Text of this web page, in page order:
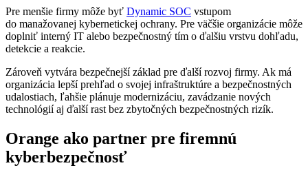
Pre menšie firmy môže byť Dynamic SOC vstupom
do manažovanej kybernetickej ochrany. Pre väčšie organizácie môže
doplniť interný IT alebo bezpečnostný tím o ďalšiu vrstvu dohľadu,
detekcie a reakcie.
Zároveň vytvára bezpečnejší základ pre ďalší rozvoj firmy. Ak má
organizácia lepší prehľad o svojej infraštruktúre a bezpečnostných
udalostiach, ľahšie plánuje modernizáciu, zavádzanie nových
technológií aj ďalší rast bez zbytočných bezpečnostných rizík.
Orange ako partner pre firemnú
kyberbezpečnosť